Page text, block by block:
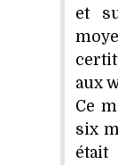
et
aux
Ce
six
était